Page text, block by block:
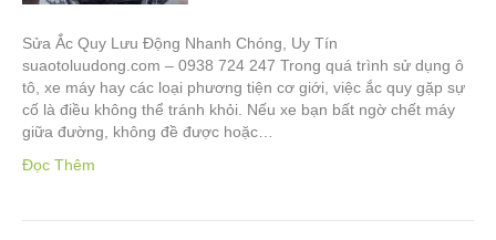
Sửa Ắc Quy Lưu Động Nhanh Chóng, Uy Tín
suaotoluudong.com – 0938 724 247 Trong quá trình sử dụng ô
tô, xe máy hay các loại phương tiện cơ giới, việc ắc quy gặp sự
cố là điều không thể tránh khỏi. Nếu xe bạn bất ngờ chết máy
giữa đường, không đề được hoặc…
Đọc Thêm